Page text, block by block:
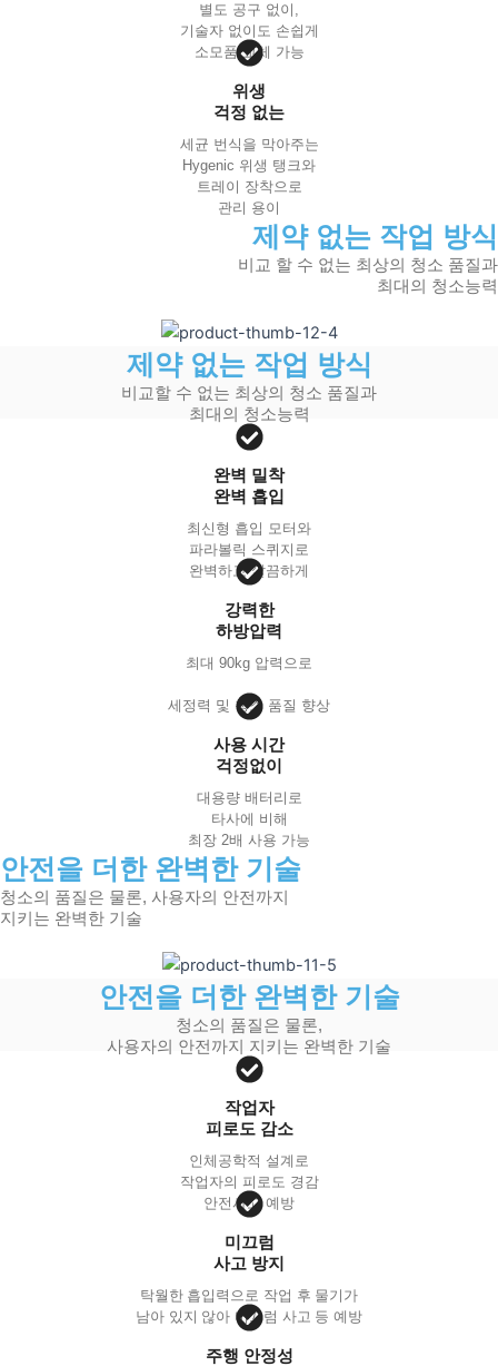
별도 공구 없이,
기술자 없이도 손쉽게
소모품 교체 가능
위생
걱정 없는
세균 번식을 막아주는
Hygenic 위생 탱크와
트레이 장착으로
관리 용이
제약 없는 작업 방식
비교 할 수 없는 최상의 청소 품질과
최대의 청소능력
제약 없는 작업 방식
비교할 수 없는 최상의 청소 품질과
최대의 청소능력
완벽 밀착
완벽 흡입
최신형 흡입 모터와
파라볼릭 스퀴지로
완벽하고 깔끔하게
강력한
하방압력
최대 90kg 압력으로
세정력 및 청소 품질 향상
사용 시간
걱정없이
대용량 배터리로
타사에 비해
최장 2배 사용 가능
안전을 더한 완벽한 기술
청소의 품질은 물론, 사용자의 안전까지
지키는 완벽한 기술
안전을 더한 완벽한 기술
청소의 품질은 물론,
사용자의 안전까지 지키는 완벽한 기술
작업자
피로도 감소
인체공학적 설계로
작업자의 피로도 경감
안전사고 예방
미끄럼
사고 방지
탁월한 흡입력으로 작업 후 물기가
남아 있지 않아 미끄럼 사고 등 예방
주행 안정성